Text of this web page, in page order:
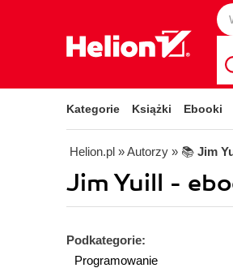
Kategorie Książki Ebooki
Helion.pl » Autorzy » 📚 Jim
Jim Yuill -
Podkategorie:
Programowanie